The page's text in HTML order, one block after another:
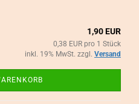
1,90 EUR
0,38 EUR pro 1 Stück
inkl. 19% MwSt. zzgl. Versand